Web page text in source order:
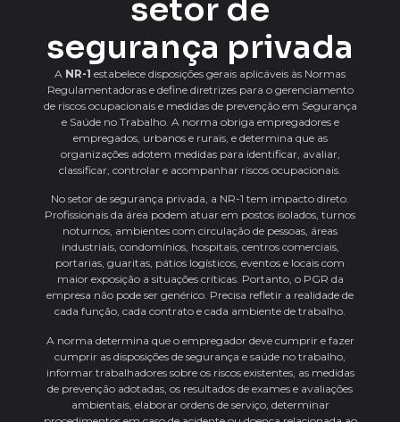
setor de
segurança privada
A NR-1 estabelece disposições gerais aplicáveis às Normas
Regulamentadoras e define diretrizes para o gerenciamento
de riscos ocupacionais e medidas de prevenção em Segurança
e Saúde no Trabalho. A norma obriga empregadores e
empregados, urbanos e rurais, e determina que as
organizações adotem medidas para identificar, avaliar,
classificar, controlar e acompanhar riscos ocupacionais.
No setor de segurança privada, a NR-1 tem impacto direto.
Profissionais da área podem atuar em postos isolados, turnos
noturnos, ambientes com circulação de pessoas, áreas
industriais, condomínios, hospitais, centros comerciais,
portarias, guaritas, pátios logísticos, eventos e locais com
maior exposição a situações críticas. Portanto, o PGR da
empresa não pode ser genérico. Precisa refletir a realidade de
cada função, cada contrato e cada ambiente de trabalho.
A norma determina que o empregador deve cumprir e fazer
cumprir as disposições de segurança e saúde no trabalho,
informar trabalhadores sobre os riscos existentes, as medidas
de prevenção adotadas, os resultados de exames e avaliações
ambientais, elaborar ordens de serviço, determinar